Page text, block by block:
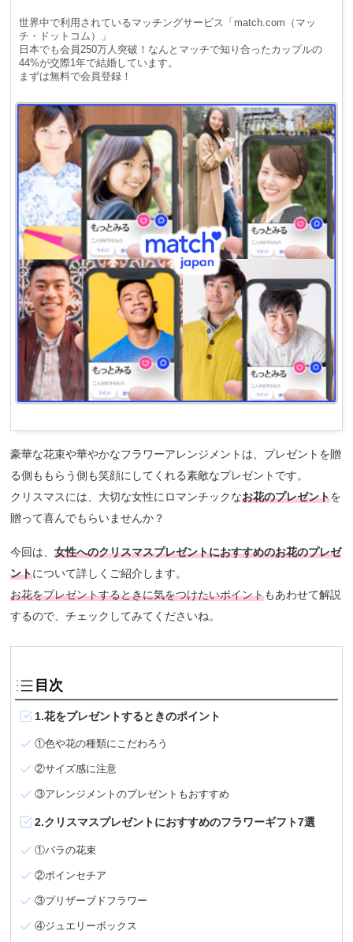
世界中で利用されているマッチングサービス「match.com（マッ
チ・ドットコム）」
日本でも会員250万人突破！なんとマッチで知り合ったカップルの
44%が交際1年で結婚しています。
まずは無料で会員登録！
豪華な花束や華やかなフラワーアレンジメントは、プレゼントを贈
る側ももらう側も笑顔にしてくれる素敵なプレゼントです。
クリスマスには、大切な女性にロマンチックなお花のプレゼントを
贈って喜んでもらいませんか？
今回は、女性へのクリスマスプレゼントにおすすめのお花のプレゼ
ントについて詳しくご紹介します。
お花をプレゼントするときに気をつけたいポイントもあわせて解説
するので、チェックしてみてくださいね。
目次
1.花をプレゼントするときのポイント
①色や花の種類にこだわろう
②サイズ感に注意
③アレンジメントのプレゼントもおすすめ
2.クリスマスプレゼントにおすすめのフラワーギフト7選
①バラの花束
②ポインセチア
③プリザーブドフラワー
④ジュエリーボックス